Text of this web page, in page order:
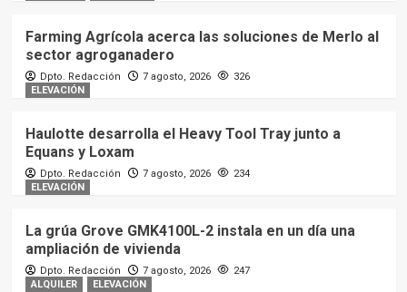
Farming Agrícola acerca las soluciones de Merlo al
sector agroganadero
Dpto. Redacción 7 agosto, 2026
326
ELEVACIÓN
Haulotte desarrolla el Heavy Tool Tray junto a
Equans y Loxam
Dpto. Redacción 7 agosto, 2026
234
ELEVACIÓN
La grúa Grove GMK4100L-2 instala en un día una
ampliación de vivienda
Dpto. Redacción 7 agosto, 2026
247
ALQUILER
ELEVACIÓN